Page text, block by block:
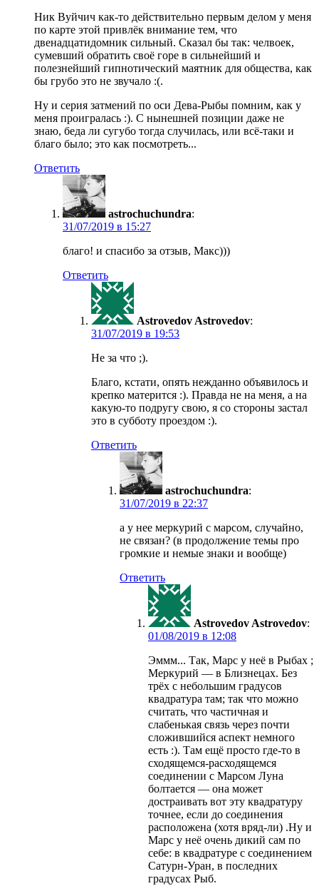
Ник Вуйчич как-то действительно первым делом у меня
по карте этой привлёк внимание тем, что
двенадцатидомник сильный. Сказал бы так: челвоек,
сумевший обратить своё горе в сильнейший и
полезнейший гипнотический маятник для общества, как
бы грубо это не звучало :(.
Ну и серия затмений по оси Дева-Рыбы помним, как у
меня проигралась :). С нынешней позиции даже не
знаю, беда ли сугубо тогда случилась, или всё-таки и
благо было; это как посмотреть...
Ответить
astrochuchundra:
в
благо! и спасибо за отзыв, Макс)))
Ответить
Astrovedov Astrovedov:
в
Не за что ;).
Благо, кстати, опять нежданно объявилось и
крепко матерится :). Правда не на меня, а на
какую-то подругу свою, я со стороны застал
это в субботу проездом :).
Ответить
astrochuchundra:
в
а у нее меркурий с марсом, случайно,
не связан? (в продолжение темы про
громкие и немые знаки и вообще)
Ответить
Astrovedov Astrovedov:
в
Эммм... Так, Марс у неё в Рыбах ;
Меркурий — в Близнецах. Без
трёх с небольшим градусов
квадратура там; так что можно
считать, что частичная и
слабенькая связь через почти
сложившийся аспект немного
есть :). Там ещё просто где-то в
сходящемся-расходящемся
соединении с Марсом Луна
болтается — она может
достраивать вот эту квадратуру
точнее, если до соединения
расположена (хотя вряд-ли) .Ну и
Марс у неё очень дикий сам по
себе: в квадратуре с соединением
Сатурн-Уран, в последних
градусах Рыб.